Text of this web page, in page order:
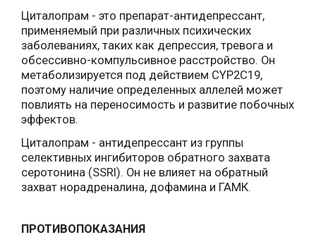
Циталопрам - это препарат-антидепрессант,
применяемый при различных психических
заболеваниях, таких как депрессия, тревога и
обсессивно-компульсивное расстройство. Он
метаболизируется под действием CYP2C19,
поэтому наличие определенных аллелей может
повлиять на переносимость и развитие побочных
эффектов.
Циталопрам - антидепрессант из группы
селективных ингибиторов обратного захвата
серотонина (SSRI). Он не влияет на обратный
захват норадреналина, дофамина и ГАМК.
ПРОТИВОПОКАЗАНИЯ